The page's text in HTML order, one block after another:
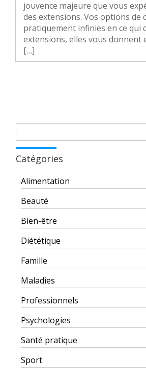
jouvence majeure que vous
des extensions. Vos options de
pratiquement infinies en ce qui
extensions, elles vous donnent
[…]
Catégories
Alimentation
Beauté
Bien-être
Diététique
Famille
Maladies
Professionnels
Psychologies
Santé pratique
Sport